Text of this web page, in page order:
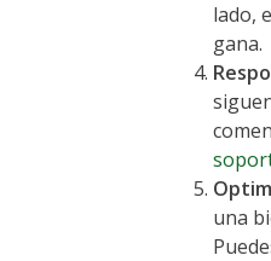
lado,
gana.
una